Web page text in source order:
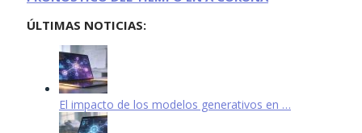
ÚLTIMAS NOTICIAS:
El impacto de los modelos generativos en …